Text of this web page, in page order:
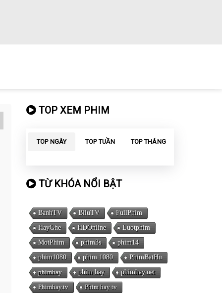
TOP XEM PHIM
TOP NGÀY TOP TUẦN TOP THÁNG
TỪ KHÓA NỔI BẬT
BanhTV BiluTV
FullPhim
HayGhe
HDOnline
Luotphim
MotPhim
phim3s
phim14
phim1080
phim 1080
PhimBatHu
phimhay
phim hay
phimhay.net
Phimhay.tv
Phim hay tv